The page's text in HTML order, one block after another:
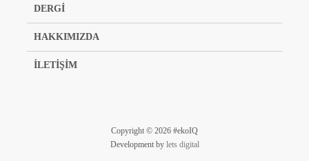
DERGİ
HAKKIMIZDA
İLETİŞİM
Copyright © 2026 #ekoIQ
Development by lets digital